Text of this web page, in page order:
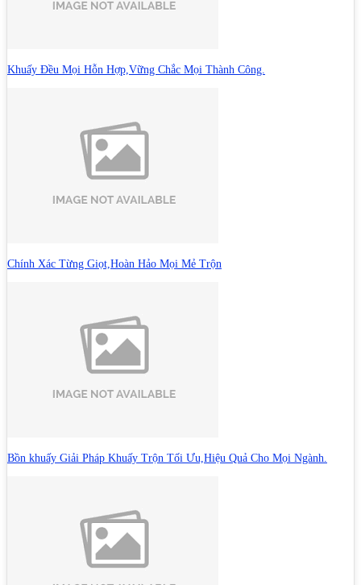
Khuấy Đều Mọi Hỗn Hợp,Vững Chắc Mọi Thành Công.
Chính Xác Từng Giọt,Hoàn Hảo Mọi Mẻ Trộn
Bồn khuấy Giải Pháp Khuấy Trộn Tối Ưu,Hiệu Quả Cho Mọi Ngành.